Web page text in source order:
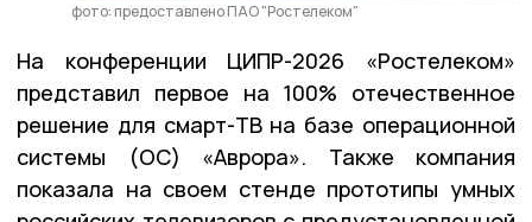
фото: предоставлено ПАО "Ростелеком"
На конференции ЦИПР-2026 «Ростелеком»
представил первое на 100% отечественное
решение для смарт-ТВ на базе операционной
системы (ОС) «Аврора». Также компания
показала на своем стенде прототипы умных